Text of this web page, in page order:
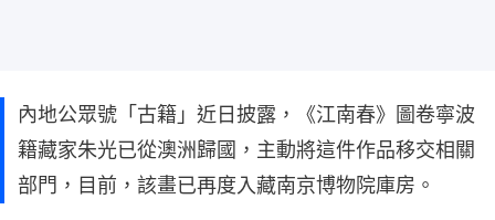
內地公眾號「古籍」近日披露，《江南春》圖卷寧波
籍藏家朱光已從澳洲歸國，主動將這件作品移交相關
部門，目前，該畫已再度入藏南京博物院庫房。